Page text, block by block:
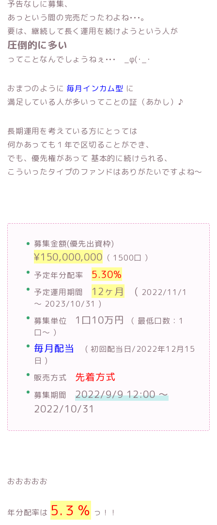
予告なしに募集、
あっという間の完売だったわよね•••。
要は、継続して長く運用を続けようという人が
圧倒的に多い
ってことなんでしょうねぇ••• _φ(･_･
おまつのように 毎月インカム型 に
満足している人が多いってことの証（あかし）♪
長期運用を考えている方にとっては
何かあっても１年で区切ることができ、
でも、優先権があって 基本的に続けられる、
こういったタイプのファンドはありがたいですよね〜
募集金額(優先出資枠)
¥150,000,000 （ 1500口 ）
予定年分配率 5.30%
予定運用期間 12ヶ月 ( 2022/11/1
〜 2023/10/31 )
募集単位 1口10万円
（ 最低口数：1
口〜 ）
毎月配当
( 初回配当日/2022年12月15
日 )
販売方式 先着方式
募集期間 2022/9/9 12:00 〜
2022/10/31
おおおおお
年分配率は 5.３％ っ！！